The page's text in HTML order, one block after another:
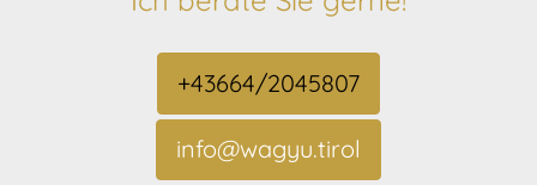
+43664/2045807
info@wagyu.tirol